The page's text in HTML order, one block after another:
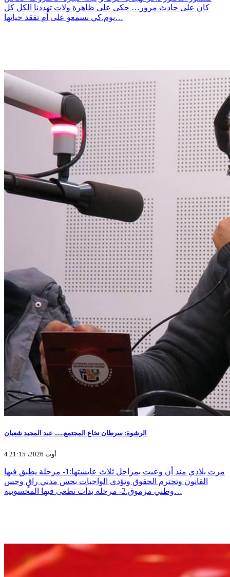
كان على حادث مرور… حكى على ظاهرة ولات تهددنا الكل كل
يوم.كي نسمعو على أم تفقد حياتها…
الرشوة: سرطان نخاع المجتمع...... عبد المجيد شعبان
4 أوت 2026، 21:15
مرت بلادي منذ أن وعيت بمراحل ثلاث عايشتها:1- مرحلة يطبق فيها
القانون وتحترم الحقوق وتؤدى الواجبات بحس مدني راقٍ وحس
وطني مرموق.2- مرحلة بدأت تطغى فيها المحسوبية…